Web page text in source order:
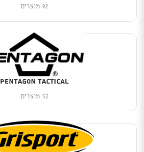
92 מוצרים
PENTAGON TACTICAL
52 מוצרים